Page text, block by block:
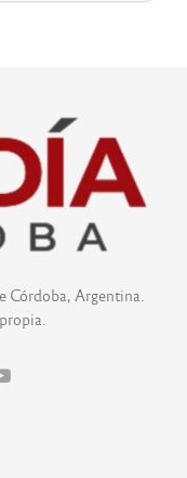
Córdoba, Argentina.